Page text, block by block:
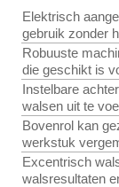
Elektrisch
gebruik zonder
Robuuste
die geschikt is
Instelbare
walsen uit te
Bovenrol kan
werkstuk
Excentrisch
walsresultaten